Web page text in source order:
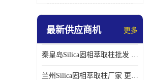
最新供应商机 更多
秦皇岛Silica固相萃取柱批发 更多请咨询
兰州Silica固相萃取柱厂家 更多请咨询